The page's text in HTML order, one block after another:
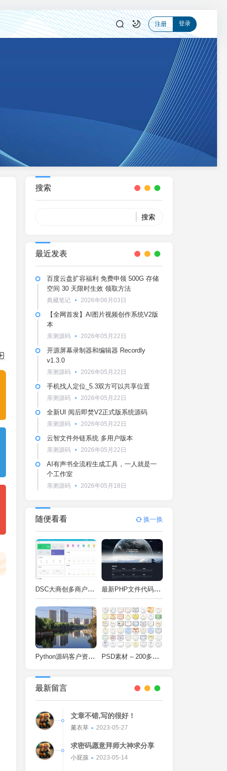
注册 登录
搜索
最近发表
百度云盘扩容福利 免费申领 500G 存储
空间 30 天限时生效 领取方法
典藏笔记 2026年06月03日
【全网首发】AI图片视频创作系统V2版
本
亲测源码 2026年05月22日
开源屏幕录制器和编辑器 Recordly
v1.3.0
亲测源码 2026年05月22日
手机找人定位_5.3双方可以共享位置
亲测源码 2026年05月22日
全新UI 阅后即焚V2正式版系统源码
亲测源码 2026年05月22日
云智文件外链系统 多用户版本
亲测源码 2026年05月22日
AI有声书全流程生成工具，一人就是一
个工作室
亲测源码 2026年05月18日
随便看看 换一换
DSC大商创多商户电商系统完整部署教程（附PHP7.4/PHP8兼容修复方案） 最新PHP文件代码加密系统 在线PHP加密系统 全开源 亲测可用
Python源码客户资料管理系统V2.2一键运行 PSD素材 – 200多种类型证书PSD源码
最新留言
文章不错,写的很好！
薰衣草 2023-05-27
求密码愿意拜师大神求分享
小屁孩 2023-05-14